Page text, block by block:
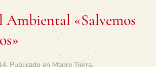
Ambiental «Salvemos
. Publicado en Madre Tierra.